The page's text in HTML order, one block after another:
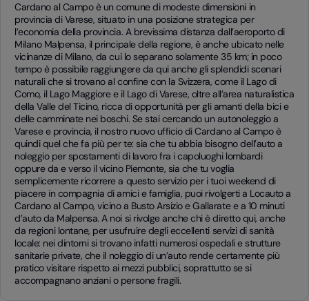
Cardano al Campo è un comune di modeste dimensioni in
provincia di Varese, situato in una posizione strategica per
l’economia della provincia. A brevissima distanza dall’aeroporto di
Milano Malpensa, il principale della regione, è anche ubicato nelle
vicinanze di Milano, da cui lo separano solamente 35 km; in poco
tempo è possibile raggiungere da qui anche gli splendidi scenari
naturali che si trovano al confine con la Svizzera, come il Lago di
Como, il Lago Maggiore e il Lago di Varese, oltre all’area naturalistica
della Valle del Ticino, ricca di opportunità per gli amanti della bici e
delle camminate nei boschi. Se stai cercando un autonoleggio a
Varese e provincia, il nostro nuovo ufficio di Cardano al Campo è
quindi quel che fa più per te: sia che tu abbia bisogno dell’auto a
noleggio per spostamenti di lavoro fra i capoluoghi lombardi
oppure da e verso il vicino Piemonte, sia che tu voglia
semplicemente ricorrere a questo servizio per i tuoi weekend di
piacere in compagnia di amici e famiglia, puoi rivolgerti a Locauto a
Cardano al Campo, vicino a Busto Arsizio e Gallarate e a 10 minuti
d’auto da Malpensa. A noi si rivolge anche chi è diretto qui, anche
da regioni lontane, per usufruire degli eccellenti servizi di sanità
locale: nei dintorni si trovano infatti numerosi ospedali e strutture
sanitarie private, che il noleggio di un’auto rende certamente più
pratico visitare rispetto ai mezzi pubblici, soprattutto se si
accompagnano anziani o persone fragili.